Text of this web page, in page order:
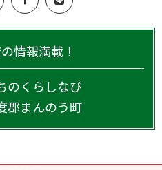
情報満載！
のくらしなび
郡まんのう町